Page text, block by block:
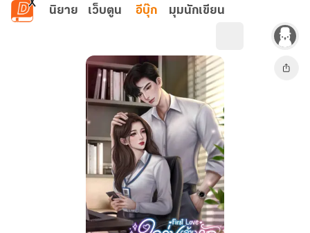
ข้ามไปยังเนื้อหาหลัก
นิยาย เว็บตูน อีบุ๊ก มุมนักเขียน